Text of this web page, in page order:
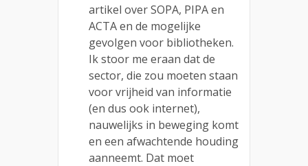
artikel over SOPA, PIPA en
ACTA en de mogelijke
gevolgen voor bibliotheken.
Ik stoor me eraan dat de
sector, die zou moeten staan
voor vrijheid van informatie
(en dus ook internet),
nauwelijks in beweging komt
en een afwachtende houding
aanneemt. Dat moet